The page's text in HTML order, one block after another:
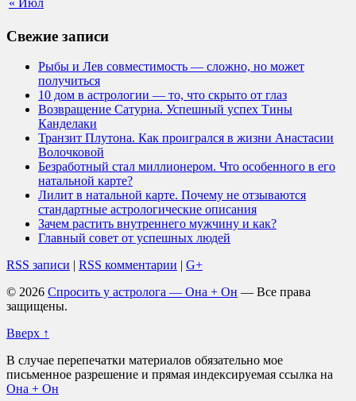
« Июл
Свежие записи
Рыбы и Лев совместимость — сложно, но может
получиться
10 дом в астрологии — то, что скрыто от глаз
Возвращение Сатурна. Успешный успех Тины
Канделаки
Транзит Плутона. Как проигрался в жизни Анастасии
Волочковой
Безработный стал миллионером. Что особенного в его
натальной карте?
Лилит в натальной карте. Почему не отзываются
стандартные астрологические описания
Зачем растить внутреннего мужчину и как?
Главный совет от успешных людей
RSS записи
RSS комментарии
G+
© 2026 Спросить у астролога — Она + Он — Все права
защищены.
Вверх ↑
В случае перепечатки материалов обязательно мое
письменное разрешение и прямая индексируемая ссылка на
Она + Он